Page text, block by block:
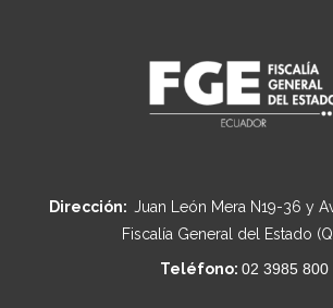
Dirección: Juan León Mera N19-36 y
Fiscalía General del Estado
Teléfono: 02 3985 800